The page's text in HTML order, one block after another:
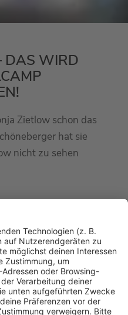
DAS WIRD
Zietlow schon das
hat sie
nicht zu sehen
MEHR NEWS